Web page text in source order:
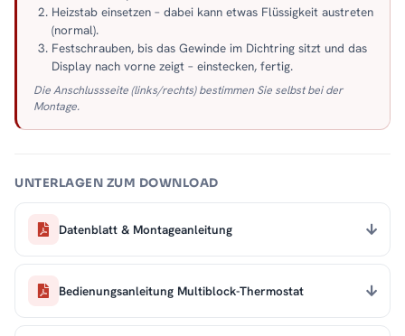
Heizstab einsetzen – dabei kann etwas Flüssigkeit austreten
(normal).
Festschrauben, bis das Gewinde im Dichtring sitzt und das
Display nach vorne zeigt – einstecken, fertig.
Die Anschlussseite (links/rechts) bestimmen Sie selbst bei der
Montage.
UNTERLAGEN ZUM DOWNLOAD
Datenblatt & Montageanleitung
Bedienungsanleitung Multiblock-Thermostat